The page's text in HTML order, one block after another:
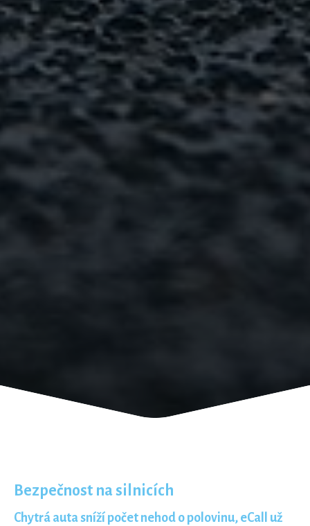
Bezpečnost na silnicích
Chytrá auta sníží počet nehod o polovinu, eCall už